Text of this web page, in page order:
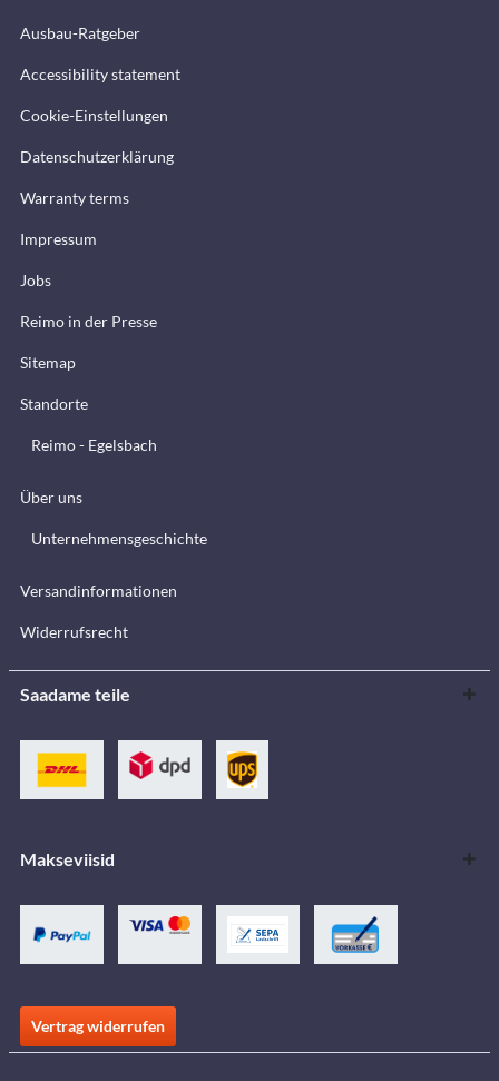
Ausbau-Ratgeber
Accessibility statement
Cookie-Einstellungen
Datenschutzerklärung
Warranty terms
Impressum
Jobs
Reimo in der Presse
Sitemap
Standorte
Reimo - Egelsbach
Über uns
Unternehmensgeschichte
Versandinformationen
Widerrufsrecht
Saadame teile
Makseviisid
Vertrag widerrufen